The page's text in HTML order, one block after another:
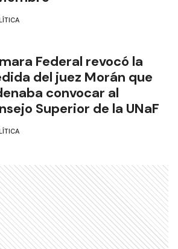
Federal revocó la
del juez Morán que
convocar al
Superior de la UNaF